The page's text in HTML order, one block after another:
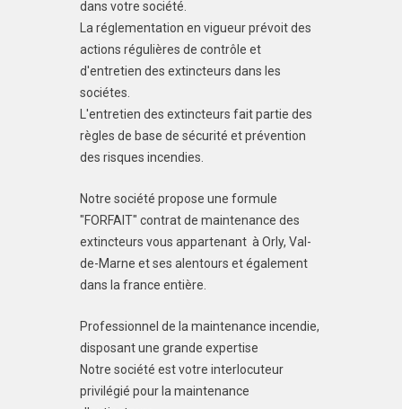
dans votre société.
La réglementation en vigueur prévoit des
actions régulières de contrôle et
d'entretien des extincteurs dans les
sociétes.
L'entretien des extincteurs fait partie des
règles de base de sécurité et prévention
des risques incendies.
Notre société propose une formule
"FORFAIT" contrat de maintenance des
extincteurs vous appartenant à Orly, Val-
de-Marne et ses alentours et également
dans la france entière.
Professionnel de la maintenance incendie,
disposant une grande expertise
Notre société est votre interlocuteur
privilégié pour la maintenance